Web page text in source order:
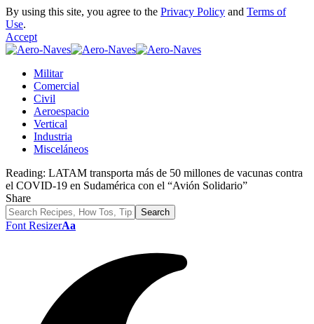
By using this site, you agree to the Privacy Policy and Terms of
Use.
Accept
Militar
Comercial
Civil
Aeroespacio
Vertical
Industria
Misceláneos
Reading: LATAM transporta más de 50 millones de vacunas contra
el COVID-19 en Sudamérica con el “Avión Solidario”
Share
Font ResizerAa